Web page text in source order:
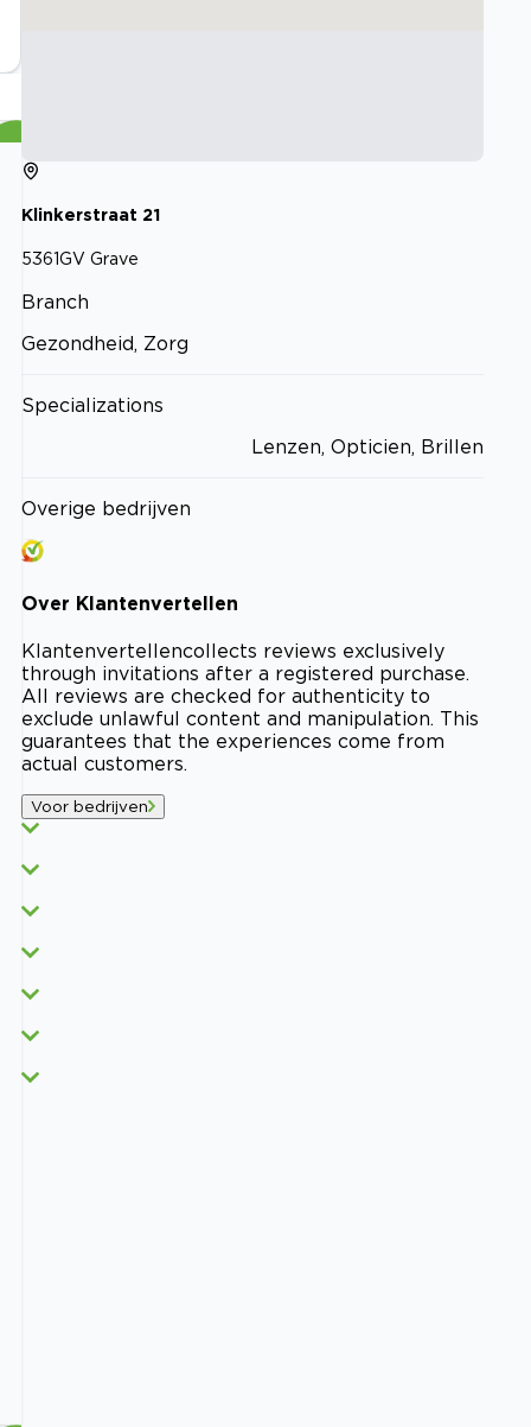
Klinkerstraat 21
5361GV Grave
Branch
Gezondheid, Zorg
Specializations
Lenzen, Opticien, Brillen
Overige bedrijven
Over Klantenvertellen
Klantenvertellencollects reviews exclusively
through invitations after a registered purchase.
All reviews are checked for authenticity to
exclude unlawful content and manipulation. This
guarantees that the experiences come from
actual customers.
Voor bedrijven